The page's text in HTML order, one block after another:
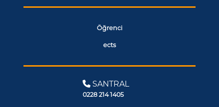
Öğrenci
ects
SANTRAL
0228 214 1405